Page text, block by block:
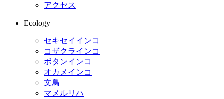
アクセス
Ecology
セキセイインコ
コザクラインコ
ボタンインコ
オカメインコ
文鳥
マメルリハ